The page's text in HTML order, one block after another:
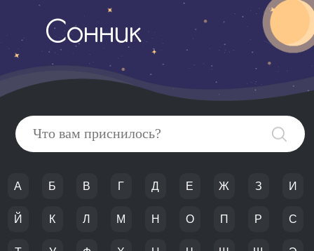
Сонник
А Б В Г Д Е Ж З И
Й К Л М Н О П Р С